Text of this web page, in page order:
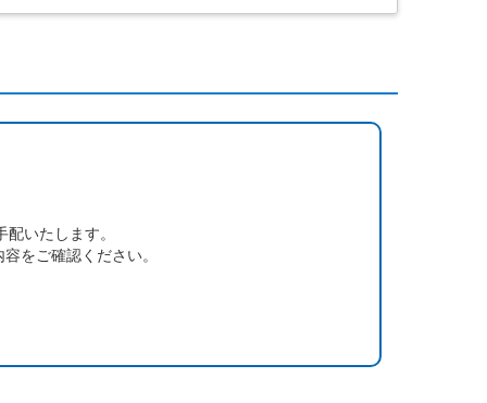
いたします。
をご確認ください。